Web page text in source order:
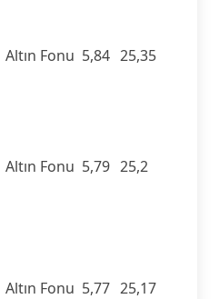
Altın Fonu 5,84 25,35
Altın Fonu 5,79 25,2
Altın Fonu 5,77 25,17